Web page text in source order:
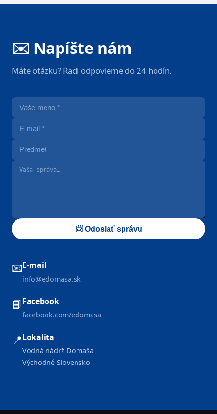
✉️ Napíšte nám
Máte otázku? Radi odpovieme do 24 hodín.
📨 Odoslať správu
📧E-mail
info@edomasa.sk
📘Facebook
facebook.com/edomasa
📍Lokalita
Vodná nádrž Domaša
Východné Slovensko